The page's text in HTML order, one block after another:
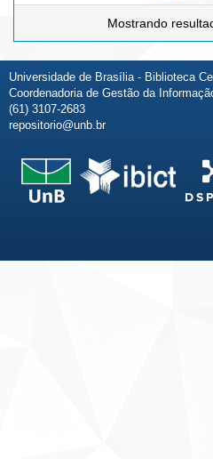
Mostrando
Universidade de Brasília - Biblioteca
Coordenadoria de Gestão da
(61) 3107-2683
repositorio@unb.br